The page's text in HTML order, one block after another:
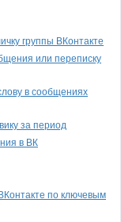
группы ВКонтакте
или переписку
в сообщениях
за период
в ВК
по ключевым